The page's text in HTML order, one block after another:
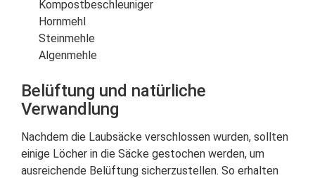
Kompostbeschleuniger
Hornmehl
Steinmehle
Algenmehle
Belüftung und natürliche
Verwandlung
Nachdem die Laubsäcke verschlossen wurden, sollten
einige Löcher in die Säcke gestochen werden, um
ausreichende Belüftung sicherzustellen. So erhalten